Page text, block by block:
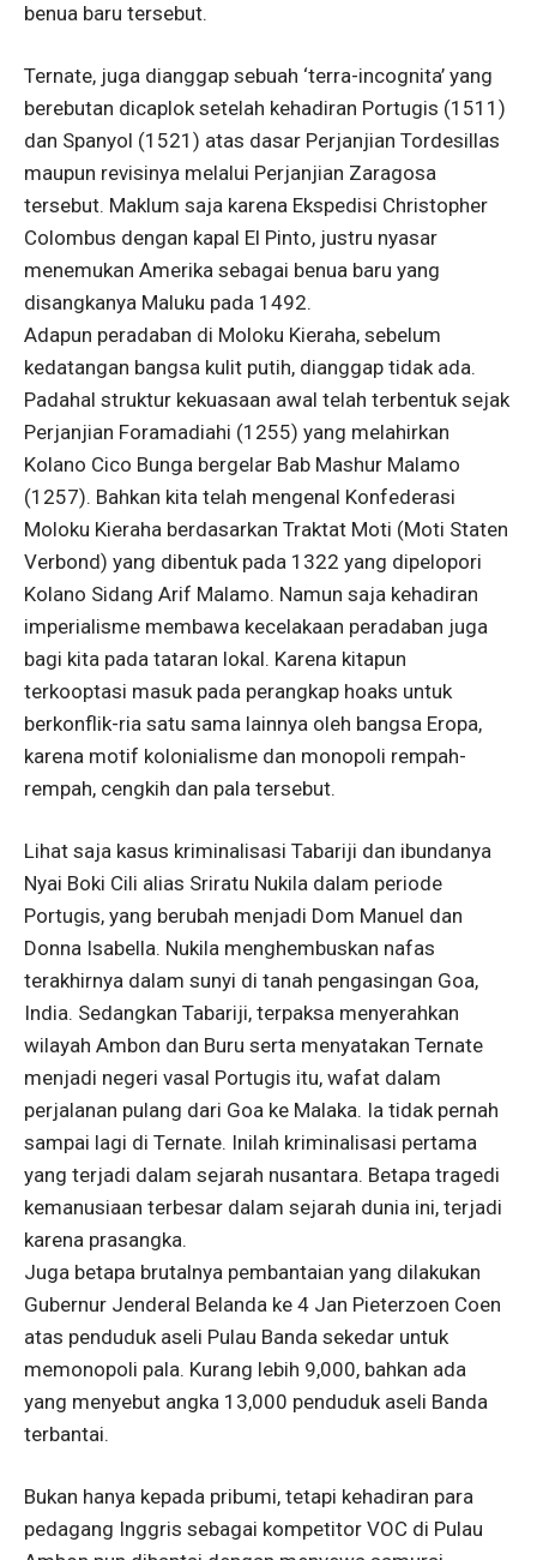
benua baru tersebut.
Ternate, juga dianggap sebuah ‘terra-incognita’ yang
berebutan dicaplok setelah kehadiran Portugis (1511)
dan Spanyol (1521) atas dasar Perjanjian Tordesillas
maupun revisinya melalui Perjanjian Zaragosa
tersebut. Maklum saja karena Ekspedisi Christopher
Colombus dengan kapal El Pinto, justru nyasar
menemukan Amerika sebagai benua baru yang
disangkanya Maluku pada 1492.
Adapun peradaban di Moloku Kieraha, sebelum
kedatangan bangsa kulit putih, dianggap tidak ada.
Padahal struktur kekuasaan awal telah terbentuk sejak
Perjanjian Foramadiahi (1255) yang melahirkan
Kolano Cico Bunga bergelar Bab Mashur Malamo
(1257). Bahkan kita telah mengenal Konfederasi
Moloku Kieraha berdasarkan Traktat Moti (Moti Staten
Verbond) yang dibentuk pada 1322 yang dipelopori
Kolano Sidang Arif Malamo. Namun saja kehadiran
imperialisme membawa kecelakaan peradaban juga
bagi kita pada tataran lokal. Karena kitapun
terkooptasi masuk pada perangkap hoaks untuk
berkonflik-ria satu sama lainnya oleh bangsa Eropa,
karena motif kolonialisme dan monopoli rempah-
rempah, cengkih dan pala tersebut.
Lihat saja kasus kriminalisasi Tabariji dan ibundanya
Nyai Boki Cili alias Sriratu Nukila dalam periode
Portugis, yang berubah menjadi Dom Manuel dan
Donna Isabella. Nukila menghembuskan nafas
terakhirnya dalam sunyi di tanah pengasingan Goa,
India. Sedangkan Tabariji, terpaksa menyerahkan
wilayah Ambon dan Buru serta menyatakan Ternate
menjadi negeri vasal Portugis itu, wafat dalam
perjalanan pulang dari Goa ke Malaka. Ia tidak pernah
sampai lagi di Ternate. Inilah kriminalisasi pertama
yang terjadi dalam sejarah nusantara. Betapa tragedi
kemanusiaan terbesar dalam sejarah dunia ini, terjadi
karena prasangka.
Juga betapa brutalnya pembantaian yang dilakukan
Gubernur Jenderal Belanda ke 4 Jan Pieterzoen Coen
atas penduduk aseli Pulau Banda sekedar untuk
memonopoli pala. Kurang lebih 9,000, bahkan ada
yang menyebut angka 13,000 penduduk aseli Banda
terbantai.
Bukan hanya kepada pribumi, tetapi kehadiran para
pedagang Inggris sebagai kompetitor VOC di Pulau